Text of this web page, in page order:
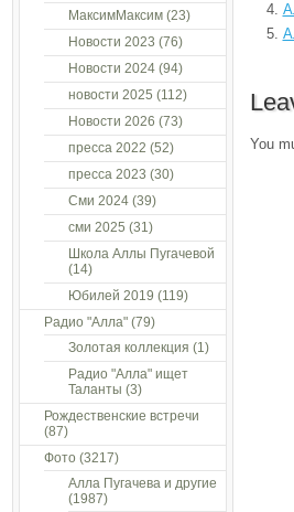
You
МаксимМаксим(23)
Новости 2023 (76)
Новости 2024(94)
новости 2025 (112)
Новости 2026 (73)
пресса 2022 (52)
пресса 2023 (30)
Сми 2024(39)
сми 2025 (31)
Школа Аллы Пугачевой
(14)
Юбилей 2019 (119)
Радио "Алла"(79)
Золотая коллекция (1)
Радио "Алла" ищет
Таланты (3)
Рождественские встречи
(87)
Фото (3217)
Алла Пугачева и другие
(1987)